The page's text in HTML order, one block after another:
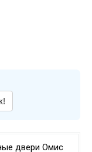
двери Омис